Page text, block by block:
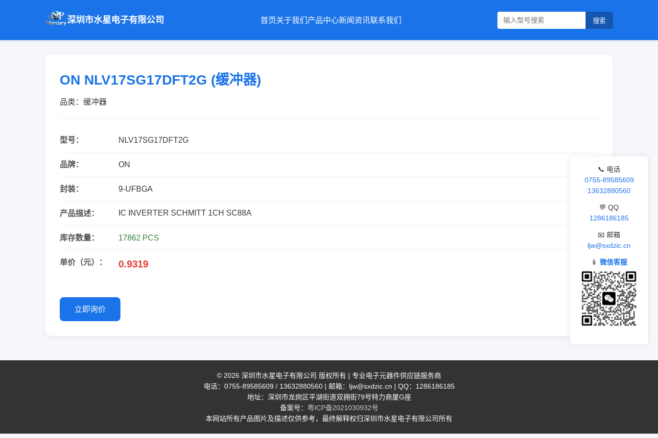
深圳市水星电子有限公司 首页关于我们 产品中心新闻资讯联系我们 搜索
ON NLV17SG17DFT2G (缓冲器)
品类：缓冲器
型号： NLV17SG17DFT2G
品牌： ON
封装： 9-UFBGA
产品描述： IC INVERTER SCHMITT 1CH SC88A
库存数量： 17862 PCS
单价（元）： 0.9319
立即询价
📞 电话
0755-89585609
13632880560
💬 QQ
1286186185
📧 邮箱
ljw@sxdzic.cn
📱 微信客服
© 2026 深圳市水星电子有限公司 版权所有 | 专业电子元器件供应链服务商
电话：0755-89585609 / 13632880560 | 邮箱：ljw@sxdzic.cn | QQ：1286186185
地址：深圳市龙岗区平湖街道双拥街79号特力商厦G座
备案号： 粤ICP备2021030932号
本网站所有产品图片及描述仅供参考，最终解释权归深圳市水星电子有限公司所有